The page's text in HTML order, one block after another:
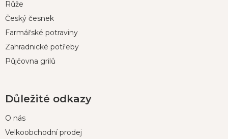
Růže
Český česnek
Farmářské potraviny
Zahradnické potřeby
Půjčovna grilů
Důležité odkazy
O nás
Velkoobchodní prodej